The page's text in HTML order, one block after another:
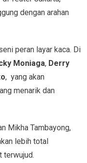
dengan arahan
peran layar kaca. Di
Moniaga, Derry
, yang akan
menarik dan
Mikha Tambayong,
lebih total
terwujud.